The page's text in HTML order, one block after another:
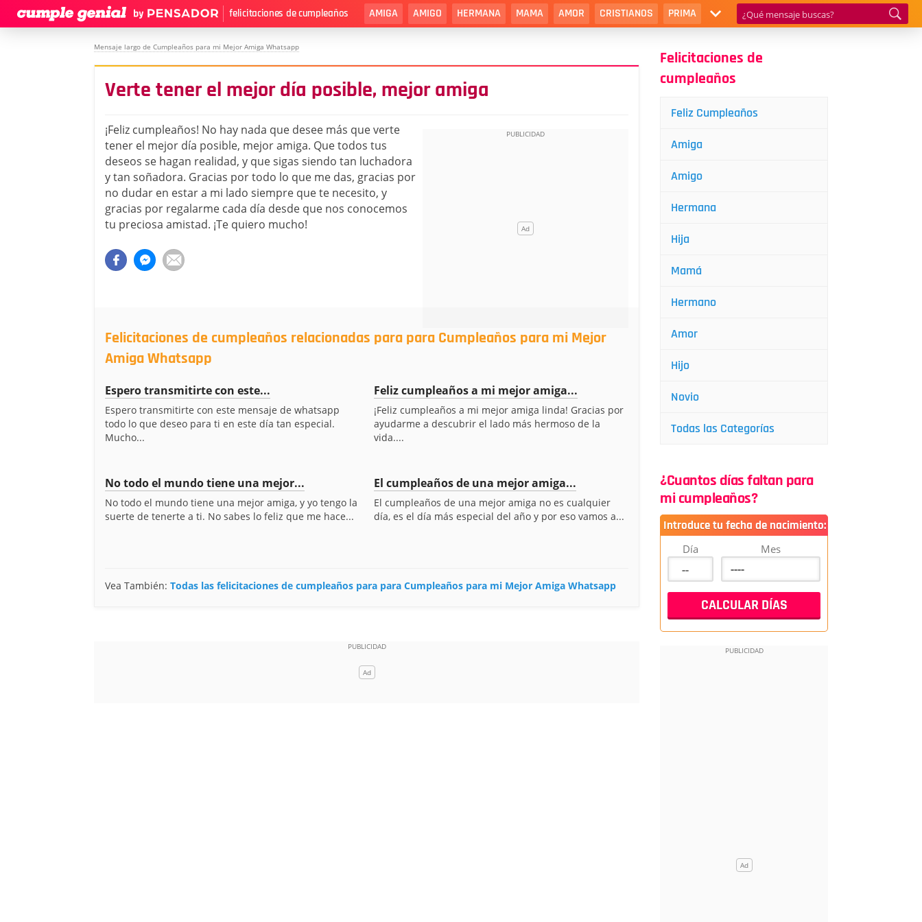
felicitaciones de cumpleaños AMIGA AMIGO HERMANA MAMA AMOR CRISTIANOS PRIMA
Mensaje largo de Cumpleaños para mi Mejor Amiga Whatsapp
Verte tener el mejor día posible, mejor amiga
¡Feliz cumpleaños! No hay nada que desee más que verte
tener el mejor día posible, mejor amiga. Que todos tus
deseos se hagan realidad, y que sigas siendo tan luchadora
y tan soñadora. Gracias por todo lo que me das, gracias por
no dudar en estar a mi lado siempre que te necesito, y
gracias por regalarme cada día desde que nos conocemos
tu preciosa amistad. ¡Te quiero mucho!
Felicitaciones de cumpleaños relacionadas para para Cumpleaños para mi Mejor
Amiga Whatsapp
Espero transmitirte con este...
Espero transmitirte con este mensaje de whatsapp
todo lo que deseo para ti en este día tan especial.
Mucho...
Feliz cumpleaños a mi mejor amiga...
¡Feliz cumpleaños a mi mejor amiga linda! Gracias por
ayudarme a descubrir el lado más hermoso de la
vida....
No todo el mundo tiene una mejor...
No todo el mundo tiene una mejor amiga, y yo tengo la
suerte de tenerte a ti. No sabes lo feliz que me hace...
El cumpleaños de una mejor amiga...
El cumpleaños de una mejor amiga no es cualquier
día, es el día más especial del año y por eso vamos a...
Vea También: Todas las felicitaciones de cumpleaños para para Cumpleaños para mi Mejor Amiga Whatsapp
Felicitaciones de
cumpleaños
Feliz Cumpleaños
Amiga
Amigo
Hermana
Hija
Mamá
Hermano
Amor
Hijo
Novio
Todas las Categorías
¿Cuantos días faltan para
mi cumpleaños?
Introduce tu fecha de nacimiento:
Día Mes